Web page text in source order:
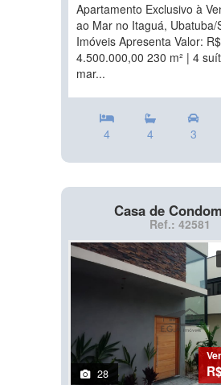
Apartamento Exclusivo à
ao Mar no Itaguá, Ubatuba/
Imóveis Apresenta Valor: R$
4.500.000,00 230 m² | 4
mar...
4 4 3
Casa de
Ref.: 42581
28